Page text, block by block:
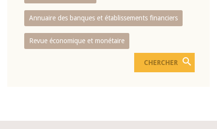
Annuaire des banques et établissements financiers
Revue économique et monétaire